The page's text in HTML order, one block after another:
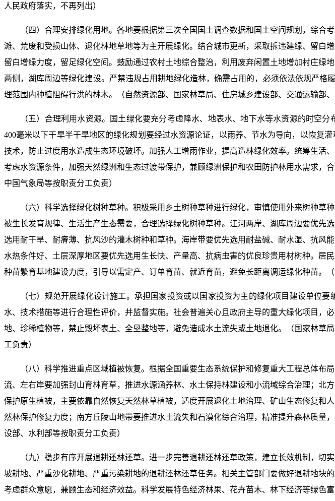
人民政府落实，不再列出）
（四）合理安排绿化用地。各地要根据第三次全国国土调查数据和国土空间规划，综
滩、荒废和受损山体、退化林地草地等为主开展绿化。结合城市更新，采取拆违建绿、留
留白增绿力度，留足绿化空间。鼓励通过农村土地综合整治，利用废弃闲置土地增加村庄
两侧，湖库周边等绿化建设。严禁违规占用耕地绿化造林，确需占用的，必须依法依规严格
理范围内种植阻碍行洪的林木。（自然资源部、国家林草局、住房城乡建设部、交通运输部
（五）合理利用水资源。国土绿化要充分考虑降水、地表水、地下水等水资源的时空
400毫米以下干旱半干旱地区的绿化规划要经过水资源论证，以雨养、节水为导向，以恢复
技术，防止过度用水造成生态环境破坏。加强人工增雨作业，提高造林绿化效率。统筹生
考虑水资源条件，加强天然绿洲和生态过渡带保护，兼顾绿洲保护和农田防护林用水需求，
中国气象局等按职责分工负责）
（六）科学选择绿化树种草种。积极采用乡土树种草种进行绿化，审慎使用外来树种
被生长发育规律、生活生产生态需要，合理选择绿化树种草种。江河两岸、湖库周边要优
选用耐干旱、耐瘠薄、抗风沙的灌木树种和草种。海岸带要优先选用耐盐碱、耐水湿、抗风
水热条件好、土层深厚地区要优先选用生长快、产量高、抗病虫害的优良珍贵用材树种。居
种苗繁育基地建设力度，引导以需定产、订单育苗、就近育苗，避免长距离调运绿化种苗。
（七）规范开展绿化设计施工。承担国家投资或以国家投资为主的绿化项目建设单位
水、技术措施等进行合理性评价，并监督实施。社会普遍关心且政府主导的重大绿化项目
地、珍稀植物等，禁止毁坏表土、全垦整地等，避免造成水土流失或土地退化。（国家林
工负责）
（八）科学推进重点区域植被恢复。根据全国重要生态系统保护和修复重大工程总体
流、左右岸要加强封山育林育草，推进水源涵养林、水土保持林建设和小流域综合治理；
保护原生植被，主要依靠自然恢复天然林草植被，适度开展退化土地治理、矿山生态修复
然林保护修复力度；南方丘陵山地带要推进水土流失和石漠化综合治理，精准提升森林质
设部、水利部等按职责分工负责）
（九）稳步有序开展退耕还林还草。进一步完善退耕还林还草政策，建立长效机制，
坡耕地、严重沙化耕地、严重污染耕地的退耕还林还草任务。相关主管部门要做好退耕地
考虑群众意愿，兼顾生态和经济效益。科学发展特色经济林果、花卉苗木、林下经济等绿